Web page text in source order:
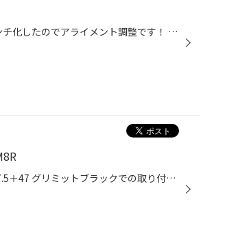
ばっちりキマったMAZDA 3 車高調組んで19インチ化したのでアライメント調整です！ 丁寧に組まれているようでフロントのトー以外は綺麗にそろってます！ 今回はフロントのトーのみ調整しておきました。 最近のマツダ車はバシッと弄るとカッコいい…
レヴォーグ VNH ×WORK EMOTION M8R 18×7.5＋47 グリミットブラックでの取り付けです！ WORK EMOTION M8R 純正 ホイールが変わると雰囲気ががらっと変わりますね！ ホイールのインセットが変わるので一緒にアライメント調整も 前回も1度調整しているのでそんなにずれはなく 前後トーの微調整で カッ...